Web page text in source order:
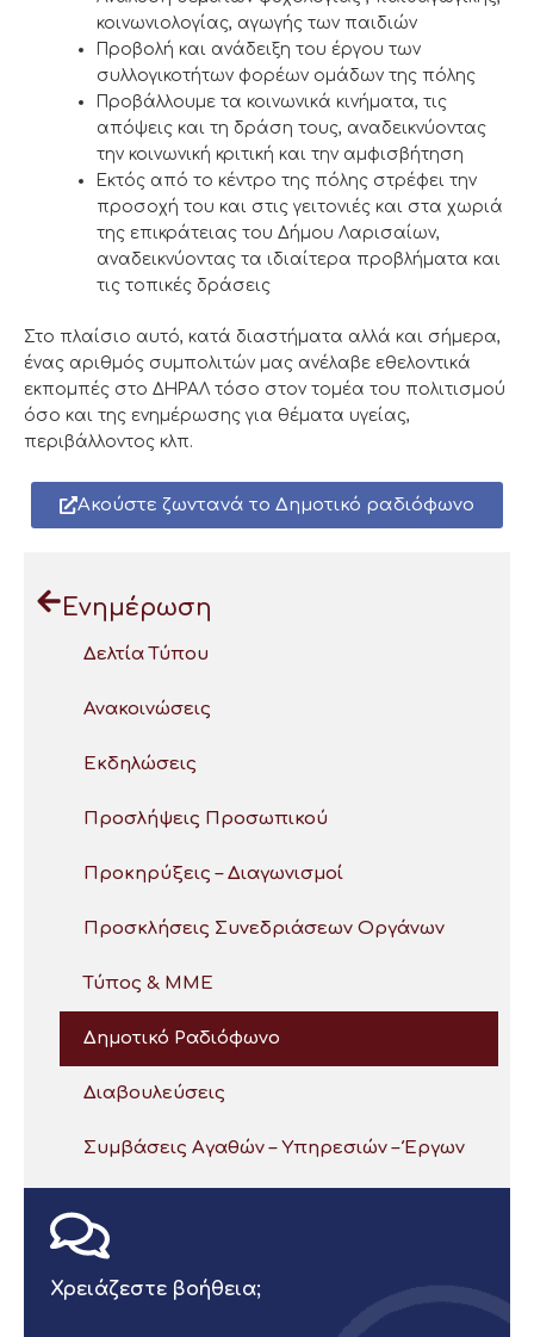
κοινωνιολογίας, αγωγής των παιδιών
Προβολή και ανάδειξη του έργου των
συλλογικοτήτων φορέων ομάδων της πόλης
Προβάλλουμε τα κοινωνικά κινήματα, τις
απόψεις και τη δράση τους, αναδεικνύοντας
την κοινωνική κριτική και την αμφισβήτηση
Εκτός από το κέντρο της πόλης στρέφει την
προσοχή του και στις γειτονιές και στα χωριά
της επικράτειας του Δήμου Λαρισαίων,
αναδεικνύοντας τα ιδιαίτερα προβλήματα και
τις τοπικές δράσεις
Στο πλαίσιο αυτό, κατά διαστήματα αλλά και σήμερα,
ένας αριθμός συμπολιτών μας ανέλαβε εθελοντικά
εκπομπές στο ΔΗΡΑΛ τόσο στον τομέα του πολιτισμού
όσο και της ενημέρωσης για θέματα υγείας,
περιβάλλοντος κλπ.
Ακούστε ζωντανά το Δημοτικό ραδιόφωνο
Ενημέρωση
Δελτία Τύπου
Ανακοινώσεις
Εκδηλώσεις
Προσλήψεις Προσωπικού
Προκηρύξεις – Διαγωνισμοί
Προσκλήσεις Συνεδριάσεων Οργάνων
Τύπος & ΜΜΕ
Δημοτικό Ραδιόφωνο
Διαβουλεύσεις
Συμβάσεις Αγαθών – Υπηρεσιών – Έργων
Χρειάζεστε βοήθεια;